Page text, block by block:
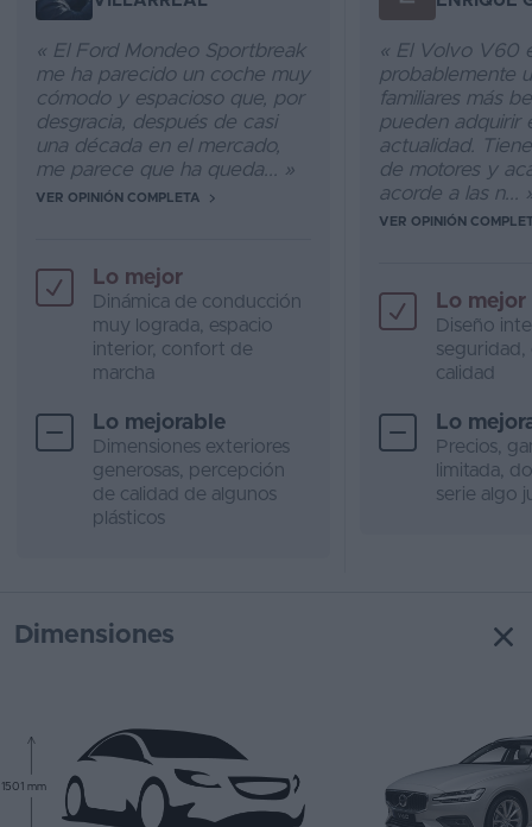
« El Ford Mondeo Sportbreak
me ha parecido un coche muy
cómodo y espacioso que, por
desgracia, después de casi
una década en el mercado,
me parece que ha queda... »
VER OPINIÓN COMPLETA
Lo mejor
Dinámica de conducción
muy lograda, espacio
interior, confort de
marcha
Lo mejorable
Dimensiones exteriores
generosas, percepción
de calidad de algunos
plásticos
« El Volvo V60
probablemente
familiares más
pueden adquirir
actualidad.
de motores y
acorde a las n...
VER OPINIÓN
Lo mejor
Diseño
seguridad,
calidad
Lo
Precios,
limitada,
serie algo
Dimensiones
1501 mm